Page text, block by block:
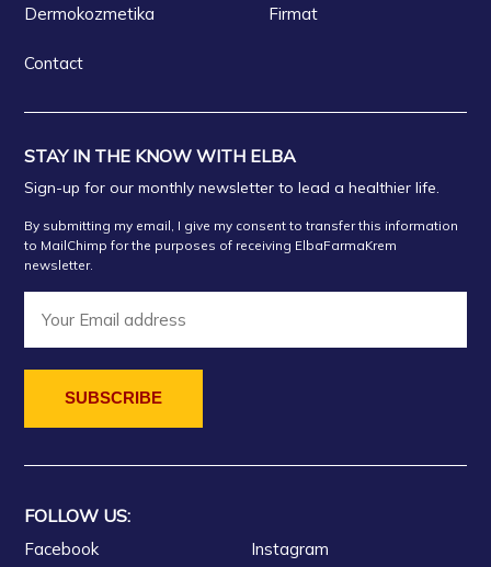
FARMACI URGJENCAKO
FARMACI DAJA2
FARMACI CALLIKU
Farmaci ORANGE 065
Farmaci Orange farmaci 030
Dermokozmetika Firmat
Contact
STAY IN THE KNOW WITH ELBA
Sign-up for our monthly newsletter to lead a healthier life.
By submitting my email, I give my consent to transfer this information
to MailChimp for the purposes of receiving ElbaFarmaKrem
newsletter.
FOLLOW US:
Facebook Instagram